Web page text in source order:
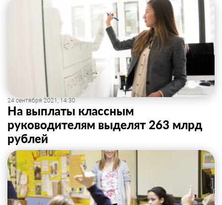
24 сентября 2021, 14:30
На выплаты классным
руководителям выделят 263 млрд
рублей